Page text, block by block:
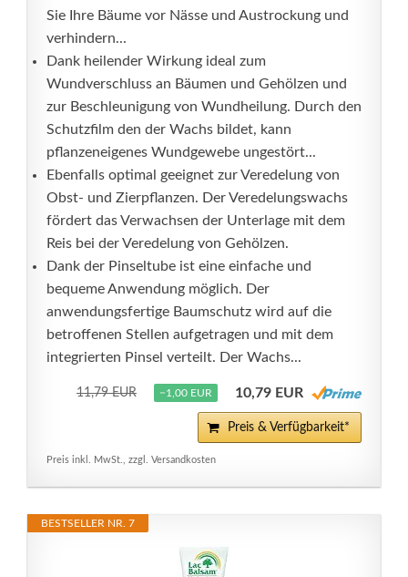
Sie Ihre Bäume vor Nässe und Austrockung und
verhindern...
Dank heilender Wirkung ideal zum
Wundverschluss an Bäumen und Gehölzen und
zur Beschleunigung von Wundheilung. Durch den
Schutzfilm den der Wachs bildet, kann
pflanzeneigenes Wundgewebe ungestört...
Ebenfalls optimal geeignet zur Veredelung von
Obst- und Zierpflanzen. Der Veredelungswachs
fördert das Verwachsen der Unterlage mit dem
Reis bei der Veredelung von Gehölzen.
Dank der Pinseltube ist eine einfache und
bequeme Anwendung möglich. Der
anwendungsfertige Baumschutz wird auf die
betroffenen Stellen aufgetragen und mit dem
integrierten Pinsel verteilt. Der Wachs...
11,79 EUR −1,00 EUR 10,79 EUR
Preis & Verfügbarkeit*
Preis inkl. MwSt., zzgl. Versandkosten
BESTSELLER NR. 7